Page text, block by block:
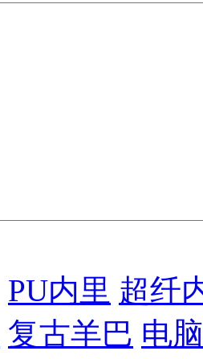
PU内里 超纤
复古羊巴 电